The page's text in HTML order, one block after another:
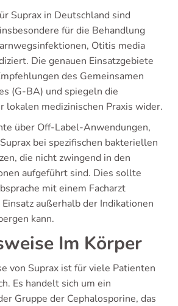
Suprax in Deutschland sind
für die Behandlung
Otitis media
Die genauen Einsatzgebiete
des Gemeinsamen
(G-BA) und spiegeln die
lokalen medizinischen Praxis wider.
über Off-Label-Anwendungen,
bei spezifischen bakteriellen
die nicht zwingend in den
aufgeführt sind. Dies sollte
mit einem Facharzt
außerhalb der Indikationen
kann.
Im Körper
von Suprax ist für viele Patienten
Es handelt sich um ein
Gruppe der Cephalosporine, das